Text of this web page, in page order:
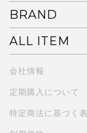
BRAND
ALL ITEM
会社情報
定期購入について
特定商法に基づく